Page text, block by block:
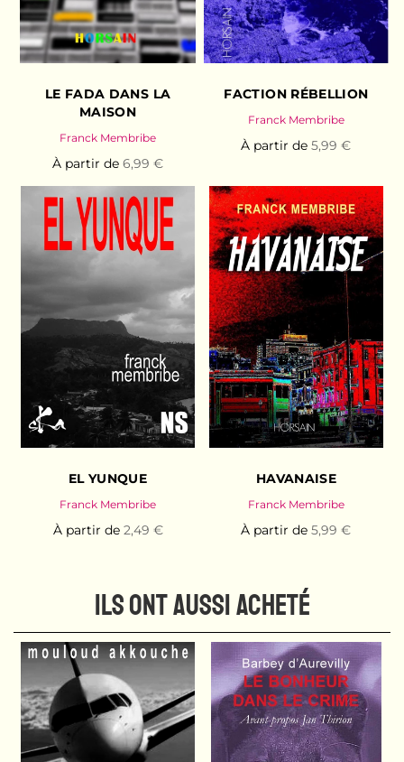
LE FADA DANS LA
MAISON
Franck Membribe
À partir de6,99 €
FACTION RÉBELLION
Franck Membribe
À partir de5,99 €
EL YUNQUE
Franck Membribe
À partir de 2,49 €
HAVANAISE
Franck Membribe
À partir de5,99 €
ILS ONT AUSSI ACHETÉ